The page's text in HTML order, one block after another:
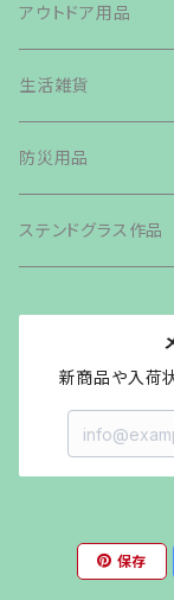
焚き火台
鉄板・ペグ
帆布生地商品
その他商品
アウトドア用品
テント・タープ
ライト・ランタン・ラン
カトラリー
クッカー
斧・ナイフ
生活雑貨
バッグ類
防災用品
ステンドグラス作品
オイルランプシェー
LEDランタンシェー
新商品や入荷
保存